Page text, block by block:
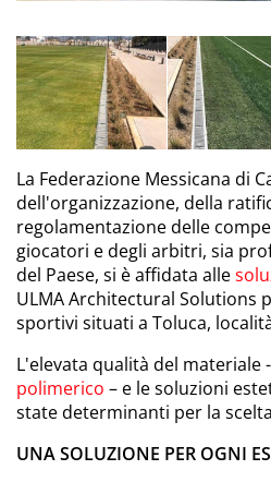
La Federazione Messicana di
dell'organizzazione, della
regolamentazione delle
giocatori e degli arbitri, sia
del Paese, si è affidata alle
ULMA Architectural Solutions
sportivi situati a Toluca,
L'elevata qualità del materiale
polimerico – e le soluzioni
state determinanti per la
UNA SOLUZIONE PER OGNI